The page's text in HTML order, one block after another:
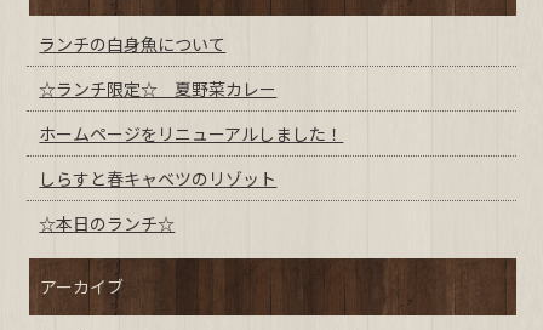
ランチの白身魚について
☆ランチ限定☆ 夏野菜カレー
ホームページをリニューアルしました！
しらすと春キャベツのリゾット
☆本日のランチ☆
アーカイブ